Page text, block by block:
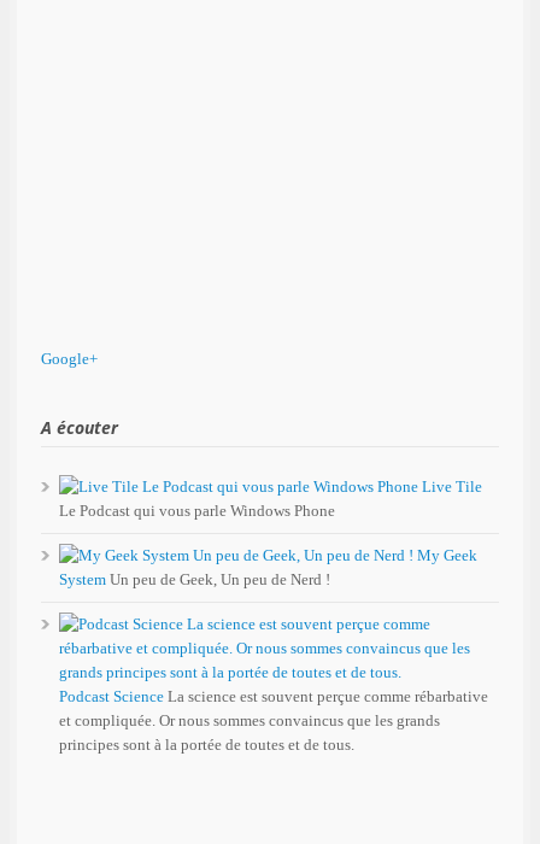
Google+
A écouter
Live Tile
Le Podcast qui vous parle Windows Phone
My Geek
System Un peu de Geek, Un peu de Nerd !
Podcast Science La science est souvent perçue comme rébarbative
et compliquée. Or nous sommes convaincus que les grands
principes sont à la portée de toutes et de tous.